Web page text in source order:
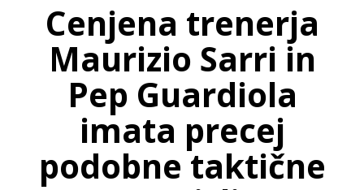
Cenjena trenerja
Maurizio Sarri in
Pep Guardiola
imata precej
podobne taktične